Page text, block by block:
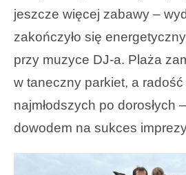
jeszcze więcej zabawy –
zakończyło się
przy muzyce DJ-a. Plaża
w taneczny parkiet, a
najmłodszych po dorosłych
dowodem na sukces